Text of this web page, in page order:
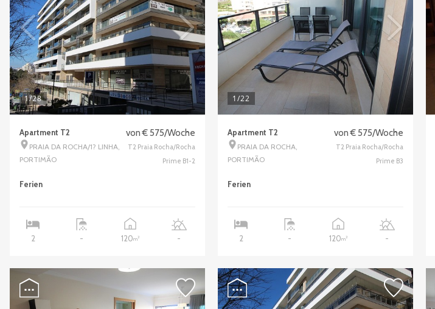
1/28
Apartment T2
PRAIA DA ROCHA/1? LINHA,
PORTIMÃO
von € 575/Woche
T2 Praia Rocha/Rocha
Prime B1-2
Ferien
2 - 120m2 -
1/22
Apartment T2
PRAIA DA ROCHA,
PORTIMÃO
von € 575/Woche
T2 Praia Rocha/Rocha
Prime B3
Ferien
2 - 120m2 -